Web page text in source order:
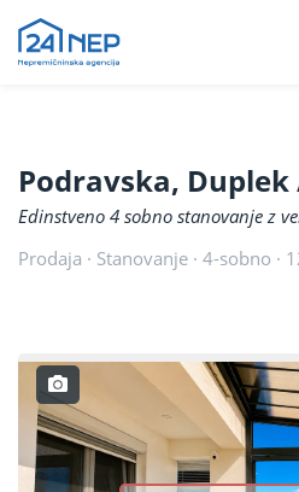
Podravska, Duplek
Edinstveno 4 sobno stanovanje z
Prodaja · Stanovanje · 4-sobno ·